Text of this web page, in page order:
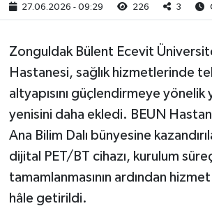
27.06.2026 - 09:29 226 3
Zonguldak Bülent Ecevit
Hastanesi, sağlık hizmetlerinde
altyapısını güçlendirmeye yönelik
yenisini daha ekledi. BEUN
Ana Bilim Dalı bünyesine
dijital PET/BT cihazı, kurulum
tamamlanmasının ardından
hâle getirildi.